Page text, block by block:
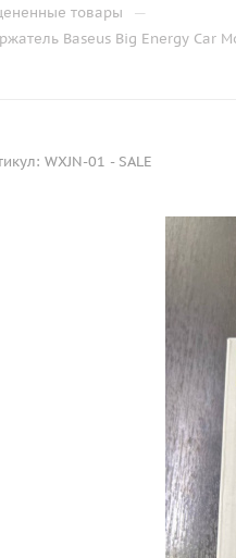
товары —
Baseus Big Energy Car
WXJN-01 - SALE